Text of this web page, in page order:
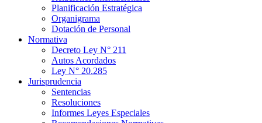
Planificación Estratégica
Organigrama
Dotación de Personal
Normativa
Decreto Ley N° 211
Autos Acordados
Ley N° 20.285
Jurisprudencia
Sentencias
Resoluciones
Informes Leyes Especiales